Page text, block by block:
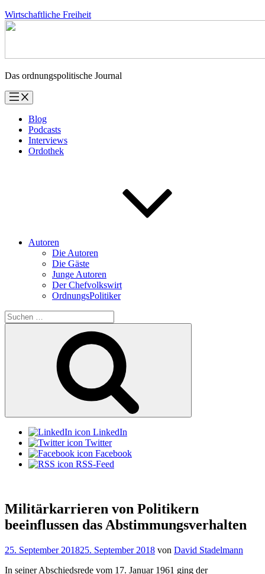
Zum
Inhalt
Wirtschaftliche Freiheit
Das ordnungspolitische Journal
Blog
Podcasts
Interviews
Ordothek
Autoren
Die Autoren
Die Gäste
Junge Autoren
Der Chefvolkswirt
OrdnungsPolitiker
Suchen
nach:
LinkedIn
Twitter
Facebook
RSS-Feed
Militärkarrieren von Politikern
beeinflussen das Abstimmungsverhalten
Veröffentlicht
25. September 201825. September 2018 von David Stadelmann
In seiner Abschiedsrede vom 17. Januar 1961 ging der